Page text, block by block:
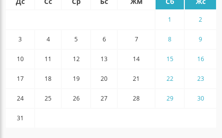
1 2
3 4 5 6 7 8 9
10 11 12 13 14 15 16
17 18 19 20 21 22 23
24 25 26 27 28 29 30
31